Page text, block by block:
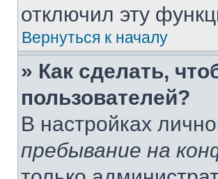
отключил эту
Вернуться к началу
» Как сделать,
пользователей?
В настройках
пребывание на